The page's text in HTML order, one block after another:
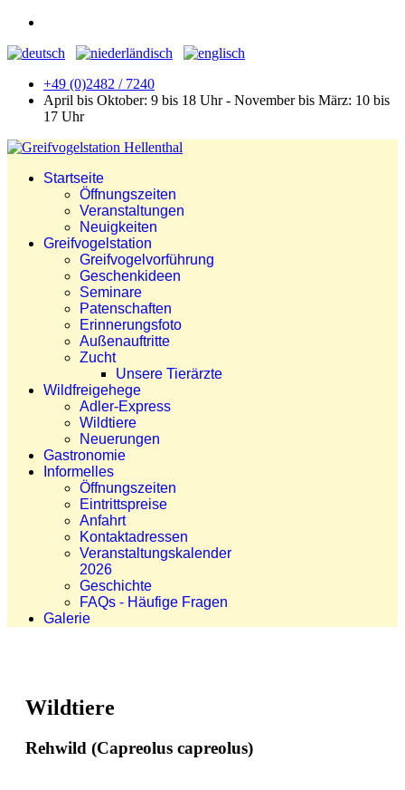
+49 (0)2482 / 7240
April bis Oktober: 9 bis 18 Uhr - November bis März: 10 bis
17 Uhr
Startseite
Öffnungszeiten
Veranstaltungen
Neuigkeiten
Greifvogelstation
Greifvogelvorführung
Geschenkideen
Seminare
Patenschaften
Erinnerungsfoto
Außenauftritte
Zucht
Unsere Tierärzte
Wildfreigehege
Adler-Express
Wildtiere
Neuerungen
Gastronomie
Informelles
Öffnungszeiten
Eintrittspreise
Anfahrt
Kontaktadressen
Veranstaltungskalender
2026
Geschichte
FAQs - Häufige Fragen
Galerie
Wildtiere
Rehwild (Capreolus capreolus)